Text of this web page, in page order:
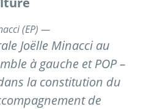
(EP) —
Joëlle Minacci au
à gauche et POP –
la constitution du
de